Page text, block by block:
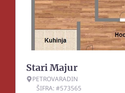
Stari Majur
PETROVARADIN
ŠIFRA: #573565